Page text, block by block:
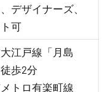
デザイナーズ、
可
江戸線「月島
歩2分
トロ有楽町線